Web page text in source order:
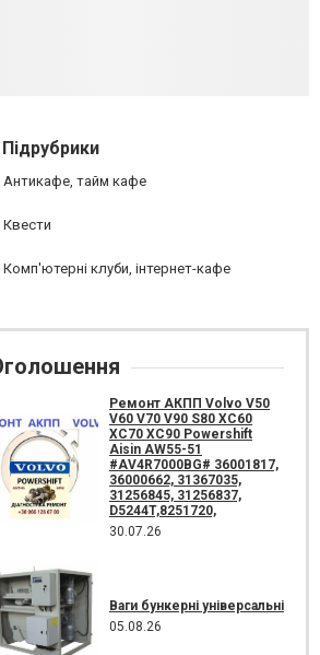
Підрубрики
Антикафе, тайм кафе
Квести
Комп'ютерні клуби, інтернет-кафе
Ремонт АКПП Volvo V50
V60 V70 V90 S80 XC60
XC70 XC90 Powershift
Aisin AW55-51
#AV4R7000BG# 36001817,
36000662, 31367035,
31256845, 31256837,
D5244T,8251720,
30.07.26
Ваги бункерні універсальні
05.08.26